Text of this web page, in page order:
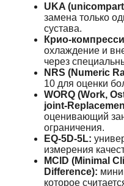
UKA
замена только
сустава.
охлаждение и
через
NRS (Numeric
10 для оценки
WORQ (Work,
оценивающий
ограничения.
EQ‑5D‑5L:
измерения
MCID (Minimal
Difference):
которое